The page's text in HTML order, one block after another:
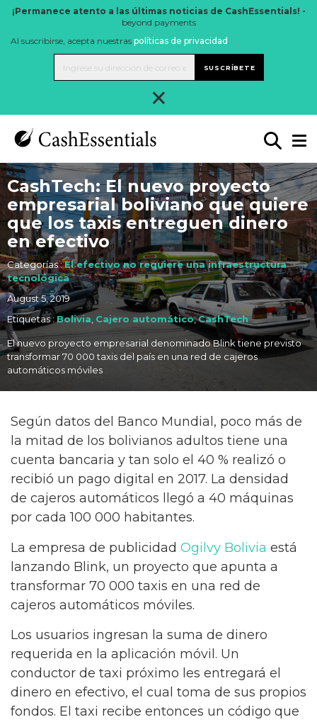
¡Permanece atento a las últimas noticias de CashEssentials! -
beyond payments
Al suscribirse, acepta nuestras políticas de privacidad .
SUSCRÍBETE
×
CashTech: El nuevo proyecto
empresarial boliviano que quiere
que los taxis entreguen dinero
en efectivo
Categorías :El efectivo no requiere una infraestructura
tecnológica
August 5, 2019
Etiquetas : Bolivia Cajero automático,CashTech
El nuevo proyecto empresarial denominado Blink tiene previsto
transformar 70 000 taxis del país en una red de cajeros
automáticos móviles
Según datos del Banco Mundial, poco más de
la mitad de los bolivianos adultos tiene una
cuenta bancaria y tan solo el 40 % realizó o
recibió un pago digital en 2017. La densidad
de cajeros automáticos llegó a 40 máquinas
por cada 100 000 habitantes.
La empresa de publicidad Ogilvy Bolivia está
lanzando Blink, un proyecto que apunta a
transformar 70 000 taxis en una red de
cajeros automáticos móviles.
Los usuarios ingresan la suma de dinero
requerida en la aplicación móvil. Un
conductor de taxi próximo les entregará el
dinero en efectivo, el cual toma de sus propios
fondos. El taxi recibe entonces un código que